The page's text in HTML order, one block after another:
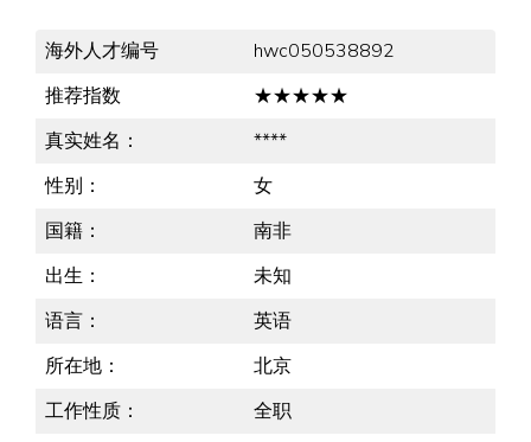
海外人才编号
hwc050538892
推荐指数
★★★★★
真实姓名：
****
性别：
女
国籍：
南非
出生：
未知
语言：
英语
所在地：
北京
工作性质：
全职